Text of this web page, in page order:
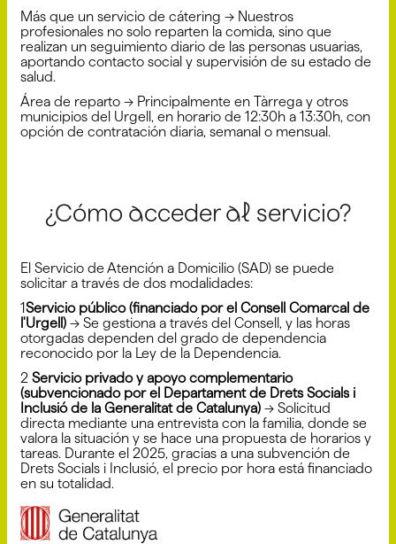
Más que un servicio de cátering → Nuestros
profesionales no solo reparten la comida, sino que
realizan un seguimiento diario de las personas usuarias,
aportando contacto social y supervisión de su estado de
salud.
Área de reparto → Principalmente en Tàrrega y otros
municipios del Urgell, en horario de 12:30h a 13:30h, con
opción de contratación diaria, semanal o mensual.
¿Cómo acceder al servicio?
El Servicio de Atención a Domicilio (SAD) se puede
solicitar a través de dos modalidades:
1️Servicio público (financiado por el Consell Comarcal de
l'Urgell) → Se gestiona a través del Consell, y las horas
otorgadas dependen del grado de dependencia
reconocido por la Ley de la Dependencia.
2️ Servicio privado y apoyo complementario
(subvencionado por el Departament de Drets Socials i
Inclusió de la Generalitat de Catalunya) → Solicitud
directa mediante una entrevista con la familia, donde se
valora la situación y se hace una propuesta de horarios y
tareas. Durante el 2025, gracias a una subvención de
Drets Socials i Inclusió, el precio por hora está financiado
en su totalidad.